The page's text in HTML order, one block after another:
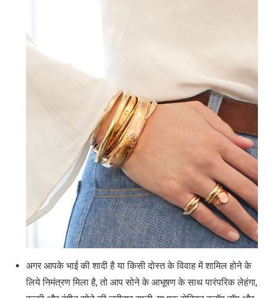
अगर आपके भाई की शादी है या किसी दोस्त के विवाह में शामिल होने के
लिये निमंत्रण मिला है, तो आप सोने के आभूषण के साथ पारंपरिक लेहंगा,